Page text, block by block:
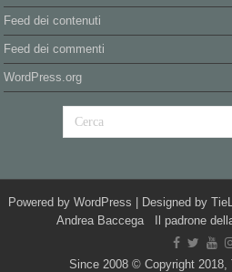
Feed dei contenuti
Feed dei commenti
WordPress.org
Powered by WordPress | Designed by
Andrea Baccega Il padrone
Since 2008 © Copyright 2018,